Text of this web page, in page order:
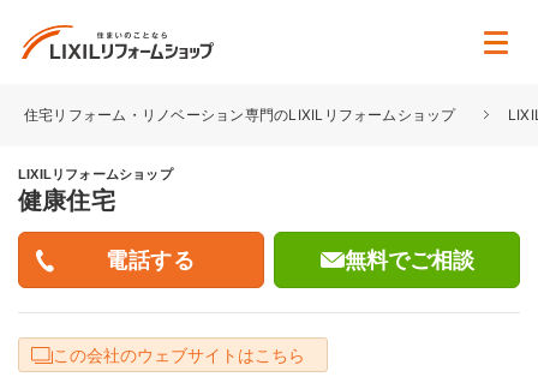
住宅リフォーム・リノベーション専門のLIXILリフォームショップ
LIXILリフォームショップ
健康住宅
無料でご相談
この会社のウェブサイトはこちら